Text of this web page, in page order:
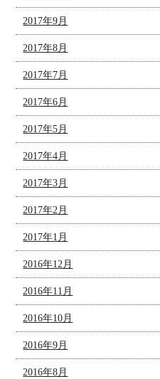
2017年9月
2017年8月
2017年7月
2017年6月
2017年5月
2017年4月
2017年3月
2017年2月
2017年1月
2016年12月
2016年11月
2016年10月
2016年9月
2016年8月